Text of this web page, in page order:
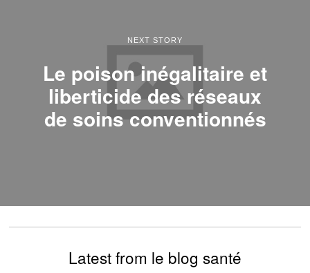
NEXT STORY
Le poison inégalitaire et
liberticide des réseaux
de soins conventionnés
Latest from le blog santé